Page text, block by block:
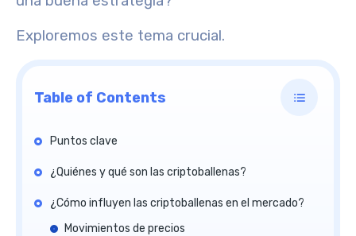
Exploremos este tema crucial.
Table of Contents
Puntos clave
¿Quiénes y qué son las criptoballenas?
¿Cómo influyen las criptoballenas en el mercado?
Movimientos de precios